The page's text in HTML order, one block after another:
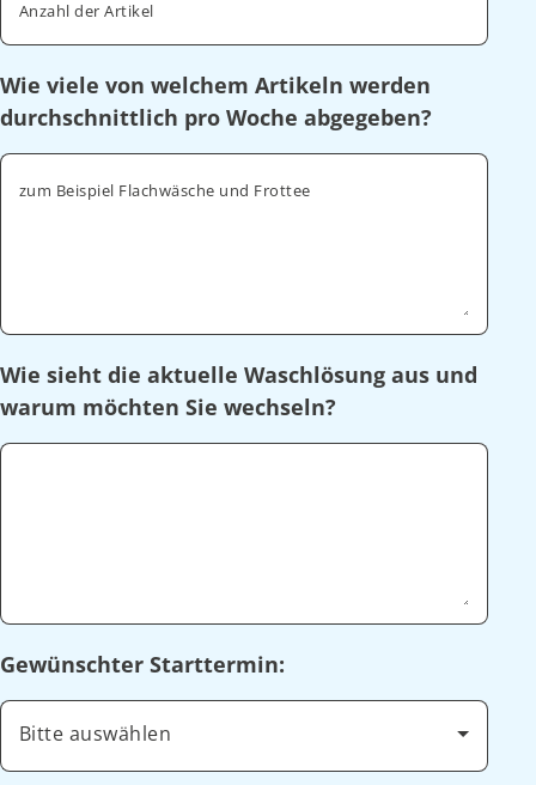
Anzahl der Artikel
Wie viele von welchem Artikeln werden
durchschnittlich pro Woche abgegeben?
zum Beispiel Flachwäsche und Frottee
Wie sieht die aktuelle Waschlösung aus und
warum möchten Sie wechseln?
Gewünschter Starttermin:
Bitte auswählen